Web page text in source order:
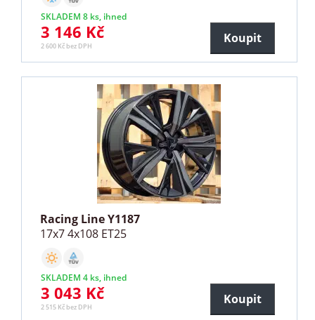
SKLADEM 8 ks, ihned
3 146 Kč
2 600 Kč bez DPH
Koupit
Racing Line Y1187
17x7 4x108 ET25
SKLADEM 4 ks, ihned
3 043 Kč
2 515 Kč bez DPH
Koupit